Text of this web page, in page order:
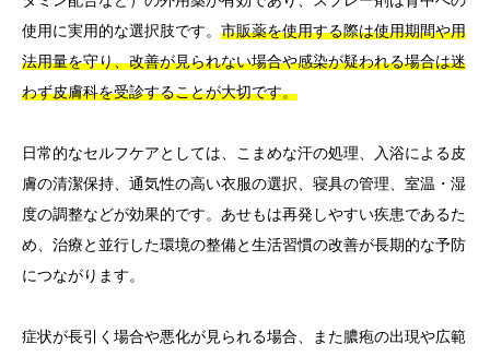
使用に実用的な選択肢です。 市販薬を使用する際は使用期間や用
法用量を守り、改善が見られない場合や感染が疑われる場合は迷
わず皮膚科を受診することが大切です。
日常的なセルフケアとしては、こまめな汗の処理、入浴による皮
膚の清潔保持、通気性の高い衣服の選択、寝具の管理、室温・湿
度の調整などが効果的です。あせもは再発しやすい疾患であるた
め、治療と並行した環境の整備と生活習慣の改善が長期的な予防
につながります。
症状が長引く場合や悪化が見られる場合、また膿疱の出現や広範